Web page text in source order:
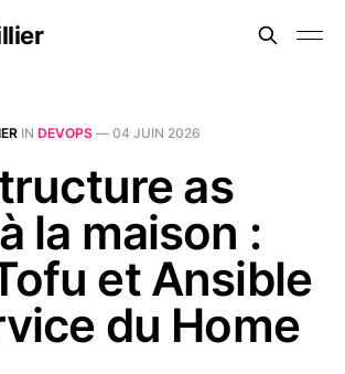
IN DEVOPS — 04 JUIN 2026
as
la maison :
et Ansible
du Home